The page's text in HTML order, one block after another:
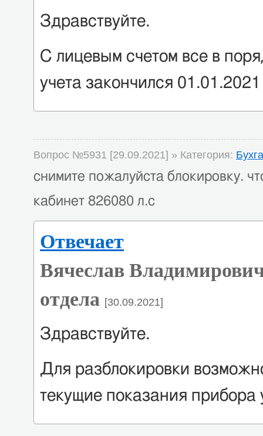
Здравствуйте.
С лицевым счетом все в
учета закончился
Вопрос №5931 [29.09.2021] » Категория:
снимите пожалуйста блокировку.
кабинет 826080 л.с
Отвечает
Вячеслав
отдела [30.09.2021]
Здравствуйте.
Для разблокировки
текущие показания прибора